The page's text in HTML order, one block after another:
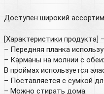
Доступен широкий
[Характеристики продукта]
– Передняя планка
– Карманы на молнии с
В проймах используется
– Поставляется с сумкой
– Можно стирать дома.